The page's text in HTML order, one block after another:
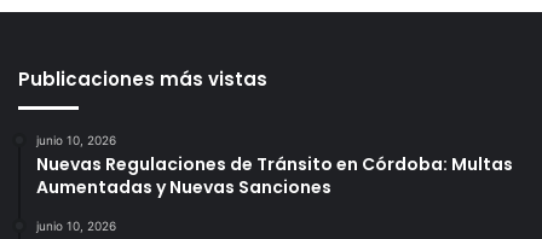
Publicaciones más vistas
junio 10, 2026
Nuevas Regulaciones de Tránsito en Córdoba: Multas
Aumentadas y Nuevas Sanciones
junio 10, 2026